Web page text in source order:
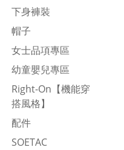
下身褲裝
帽子
女士品項專區
幼童嬰兒專區
Right-On【機能穿
搭風格】
配件
SOETAC